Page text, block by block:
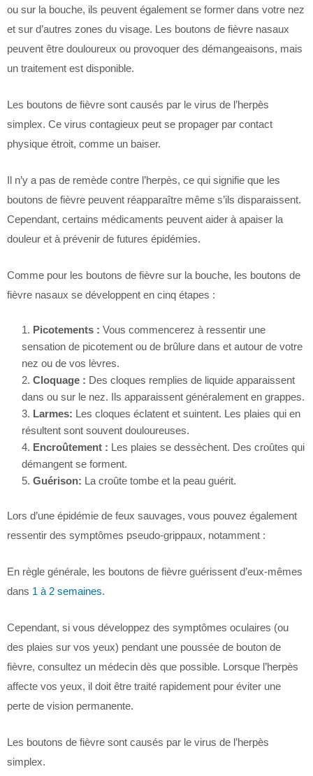
ou sur la bouche, ils peuvent également se former dans votre nez
et sur d’autres zones du visage. Les boutons de fièvre nasaux
peuvent être douloureux ou provoquer des démangeaisons, mais
un traitement est disponible.
Les boutons de fièvre sont causés par le virus de l’herpès
simplex. Ce virus contagieux peut se propager par contact
physique étroit, comme un baiser.
Il n’y a pas de remède contre l’herpès, ce qui signifie que les
boutons de fièvre peuvent réapparaître même s’ils disparaissent.
Cependant, certains médicaments peuvent aider à apaiser la
douleur et à prévenir de futures épidémies.
Comme pour les boutons de fièvre sur la bouche, les boutons de
fièvre nasaux se développent en cinq étapes :
Picotements : Vous commencerez à ressentir une
sensation de picotement ou de brûlure dans et autour de votre
nez ou de vos lèvres.
Cloquage : Des cloques remplies de liquide apparaissent
dans ou sur le nez. Ils apparaissent généralement en grappes.
Larmes: Les cloques éclatent et suintent. Les plaies qui en
résultent sont souvent douloureuses.
Encroûtement : Les plaies se dessèchent. Des croûtes qui
démangent se forment.
Guérison: La croûte tombe et la peau guérit.
Lors d’une épidémie de feux sauvages, vous pouvez également
ressentir des symptômes pseudo-grippaux, notamment :
En règle générale, les boutons de fièvre guérissent d’eux-mêmes
dans 1 à 2 semaines.
Cependant, si vous développez des symptômes oculaires (ou
des plaies sur vos yeux) pendant une poussée de bouton de
fièvre, consultez un médecin dès que possible. Lorsque l’herpès
affecte vos yeux, il doit être traité rapidement pour éviter une
perte de vision permanente.
Les boutons de fièvre sont causés par le virus de l’herpès
simplex.